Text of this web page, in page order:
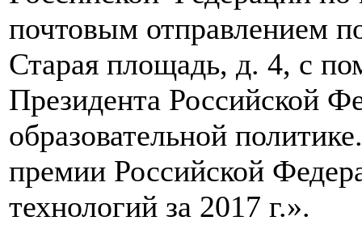
почтовым отправлением
Старая площадь, д. 4, с
Президента Российской
образовательной
премии Российской
технологий за 2017 г.».